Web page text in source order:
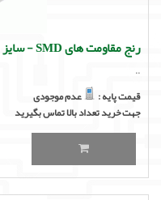
رنج مقاومت های SMD - سایز 0603 - 70 رنج - بسته 25 تایی
..
قیمت پایه :
عدم موجودی
جهت خرید تعداد بالا تماس بگیرید